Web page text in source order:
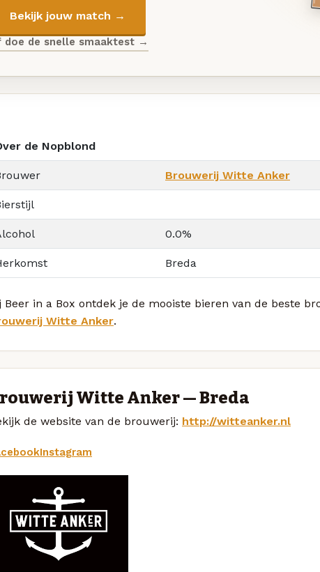
Bekijk jouw match →
doe de snelle smaaktest →
de Nopblond
Brouwerij Witte Anker
0.0%
Breda
Beer in a Box ontdek je de mooiste bieren van de beste
Witte Anker.
Witte Anker — Breda
de website van de brouwerij: http://witteanker.nl
Instagram